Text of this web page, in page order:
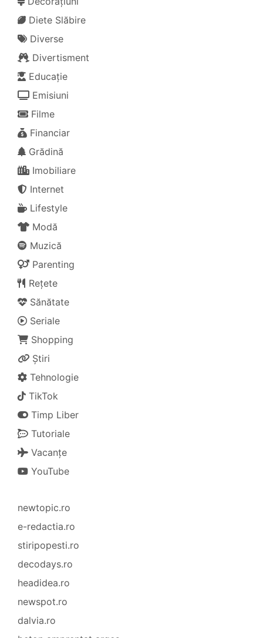
Diete Slăbire
Diverse
Divertisment
Educație
Emisiuni
Filme
Financiar
Grădină
Imobiliare
Internet
Lifestyle
Modă
Muzică
Parenting
Rețete
Sănătate
Seriale
Shopping
Știri
Tehnologie
TikTok
Timp Liber
Tutoriale
Vacanțe
YouTube
newtopic.ro
e-redactia.ro
stiripopesti.ro
decodays.ro
headidea.ro
newspot.ro
dalvia.ro